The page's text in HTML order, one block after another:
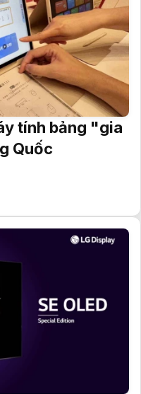
tính bảng "gia
Quốc